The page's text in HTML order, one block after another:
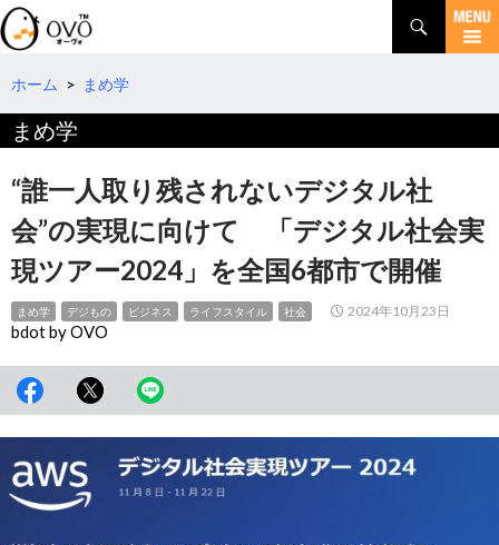
検
索
コ
テ
へ
移
ホーム > まめ学
まめ学
“誰一人取り残されないデジタル社
会”の実現に向けて 「デジタル社会実
現ツアー2024」を全国6都市で開催
まめ学 デジもの ビジネス ライフスタイル 社会 2024年10月23日
bdot by OVO